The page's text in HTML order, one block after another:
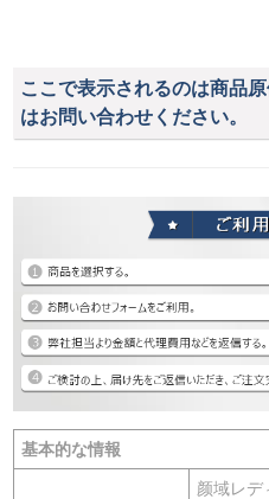
ここで表示されるのは商品
はお問い合わせください。
基本的な情報
颜域レデ